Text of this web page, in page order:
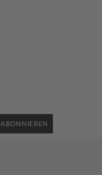
ABONNIEREN